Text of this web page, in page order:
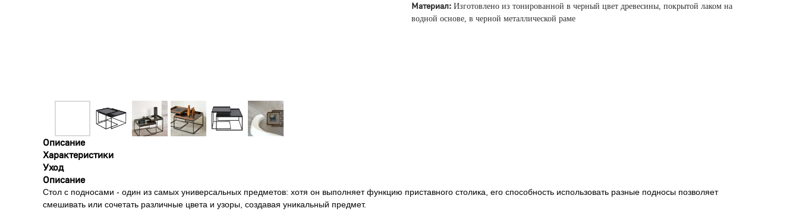
Материал: Изготовлено из тонированной в черный цвет древесины, покрытой лаком на
водной основе, в черной металлической раме
Описание
Характеристики
Уход
Описание
Стол с подносами - один из самых универсальных предметов: хотя он выполняет функцию приставного столика, его способность использовать разные подносы позволяет
смешивать или сочетать различные цвета и узоры, создавая уникальный предмет.